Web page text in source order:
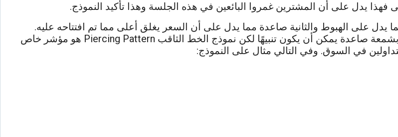
يدل على أن المشترين غمروا البائعين في هذه الجلسة وهذا تأكيد النموذج.
يدل على الهبوط والثانية صاعدة مما يدل على أن السعر يغلق أعلى مما تم افتتاحه عليه.
عندها يراقب المتداول انعكاسًا صعوديًا فأي شمعة هابطة متبوعًا بشمعة صاعدة يمكن أن يكون تنبيهًا لكن نموذج الخط الثاقب Piercing Pattern هو مؤشر خاص
في السوق. وفي التالي مثال على النموذج: